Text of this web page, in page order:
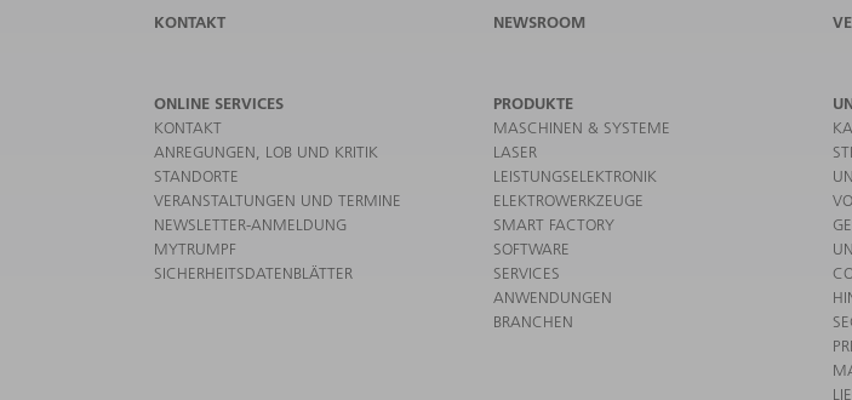
KONTAKT NEWSROOM
ONLINE SERVICES
KONTAKT
ANREGUNGEN, LOB UND KRITIK
STANDORTE
VERANSTALTUNGEN UND TERMINE
NEWSLETTER-ANMELDUNG
MYTRUMPF
SICHERHEITSDATENBLÄTTER
PRODUKTE
MASCHINEN & SYSTEME
LASER
LEISTUNGSELEKTRONIK
ELEKTROWERKZEUGE
SMART FACTORY
SOFTWARE
SERVICES
ANWENDUNGEN
BRANCHEN